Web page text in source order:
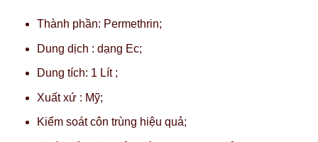
Thành phần: Permethrin;
Dung dịch : dạng Ec;
Dung tích: 1 Lít ;
Xuất xứ : Mỹ;
Kiểm soát côn trùng hiệu quả;